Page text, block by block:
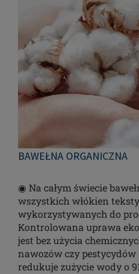
BAWEŁNA ORGANICZNA
◉ Na całym świecie
wszystkich włókien
wykorzystywanych do
Kontrolowana uprawa
jest bez użycia
nawozów czy
redukuje zużycie wody o